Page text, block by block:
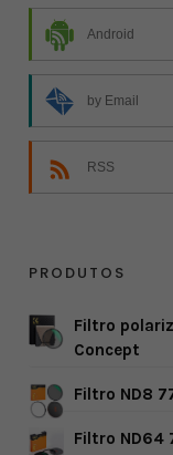
Android
by Email
RSS
PRODUTOS
Filtro
Concept
Filtro ND8
Filtro ND64